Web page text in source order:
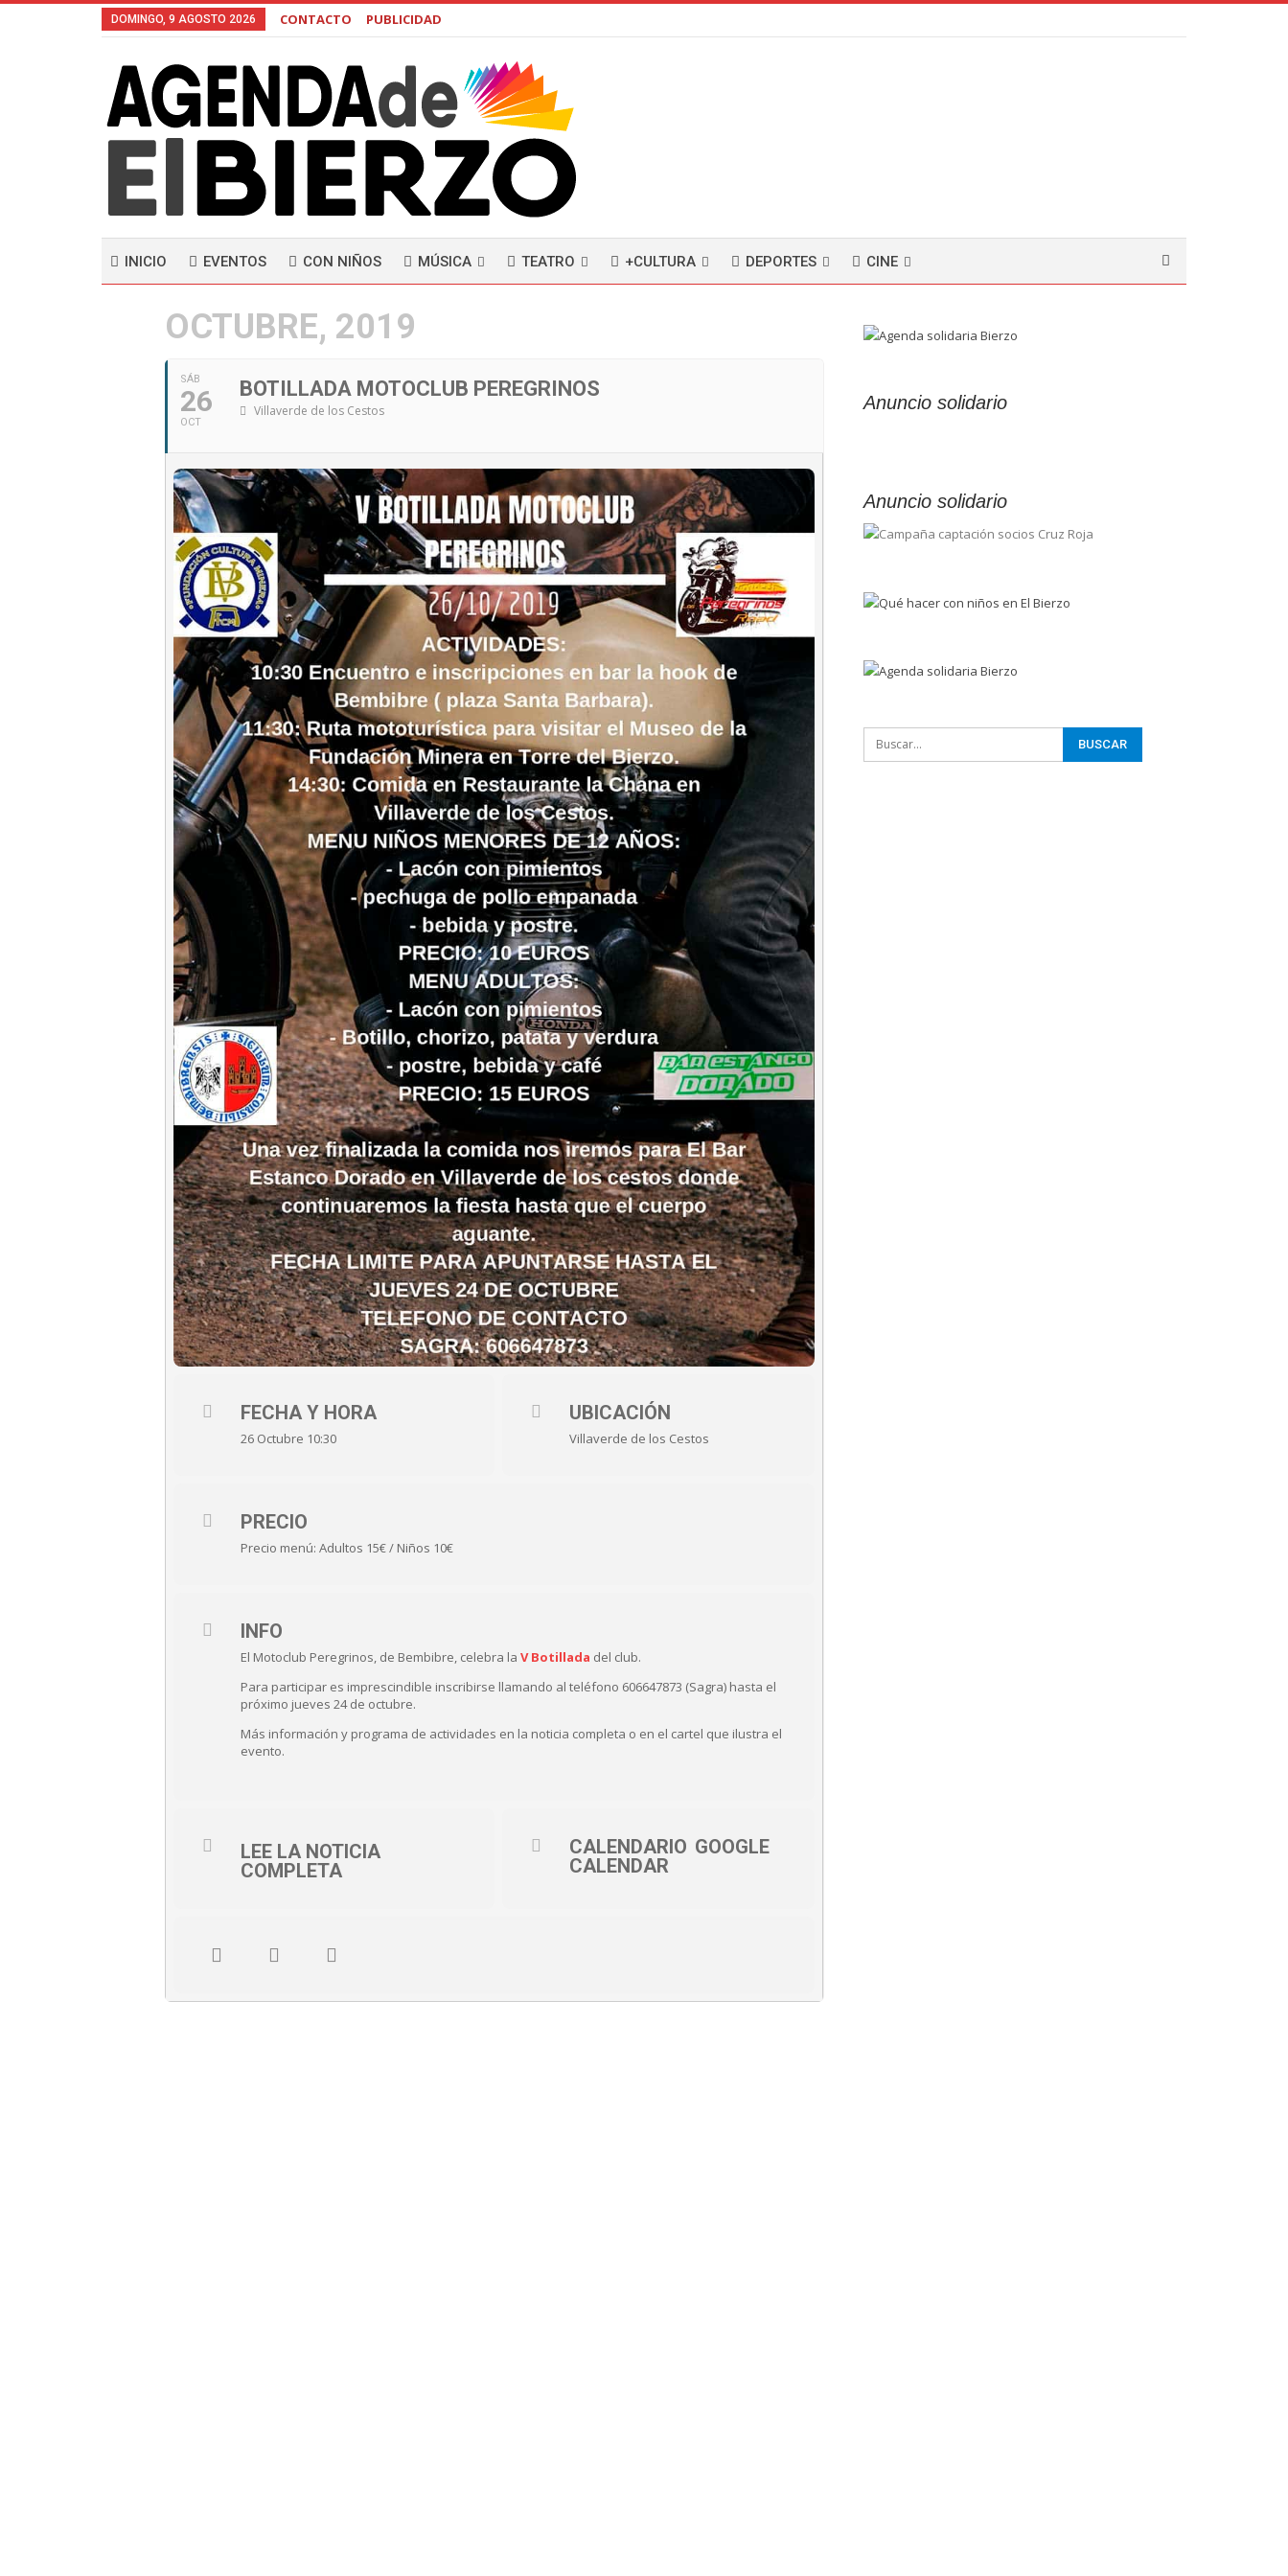
DOMINGO, 9 AGOSTO 2026 CONTACTO PUBLICIDAD
INICIO EVENTOS CON NIÑOS MÚSICA TEATRO +CULTURA DEPORTES CINE
OCTUBRE, 2019
SÁB
26
OCT
BOTILLADA MOTOCLUB PEREGRINOS
Villaverde de los Cestos
FECHA Y HORA
26 Octubre 10:30
UBICACIÓN
Villaverde de los Cestos
PRECIO
Precio menú: Adultos 15€ / Niños 10€
INFO
El Motoclub Peregrinos, de Bembibre, celebra la V Botillada del club.
Para participar es imprescindible inscribirse llamando al teléfono 606647873 (Sagra) hasta el
próximo jueves 24 de octubre.
Más información y programa de actividades en la noticia completa o en el cartel que ilustra el
evento.
LEE LA NOTICIA
COMPLETA
CALENDARIO GOOGLE
CALENDAR
Anuncio solidario
Anuncio solidario